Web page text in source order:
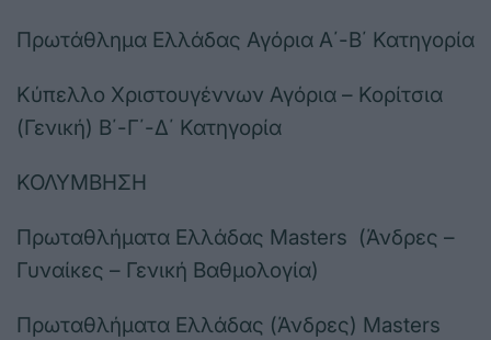
Πρωτάθλημα Ελλάδας Αγόρια Α΄-Β΄ Κατηγορία
Κύπελλο Χριστουγέννων Αγόρια – Κορίτσια
(Γενική) Β΄-Γ΄-Δ΄ Κατηγορία
ΚΟΛΥΜΒΗΣΗ
Πρωταθλήματα Ελλάδας Masters (Άνδρες –
Γυναίκες – Γενική Βαθμολογία)
Πρωταθλήματα Ελλάδας (Άνδρες) Masters